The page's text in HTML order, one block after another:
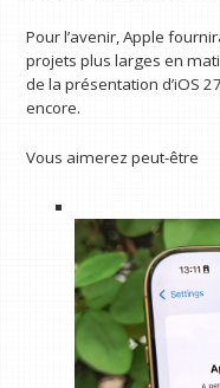
Pour l’avenir, Apple
projets plus larges en
de la présentation d’iOS
encore.
Vous aimerez peut-être